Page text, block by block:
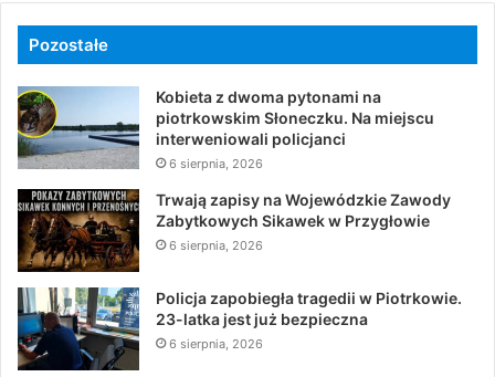
Pozostałe
Kobieta z dwoma pytonami na
piotrkowskim Słoneczku. Na miejscu
interweniowali policjanci
6 sierpnia, 2026
Trwają zapisy na Wojewódzkie Zawody
Zabytkowych Sikawek w Przygłowie
6 sierpnia, 2026
Policja zapobiegła tragedii w Piotrkowie.
23-latka jest już bezpieczna
6 sierpnia, 2026